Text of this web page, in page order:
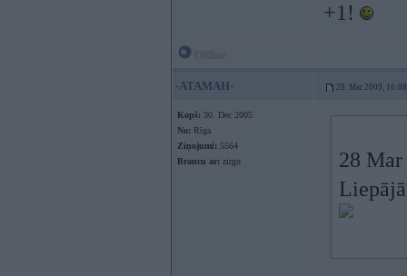
+1!
-ATAMAH- 28. Mar 2009, 16:08
Kopš: 30. Dec 2005
No: Rīga
Ziņojumi: 5564
Braucu ar: zirgu
28